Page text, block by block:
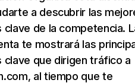
a descubrir las
clave de la competencia.
te mostrará las
clave que dirigen tráfico a
al tiempo que te